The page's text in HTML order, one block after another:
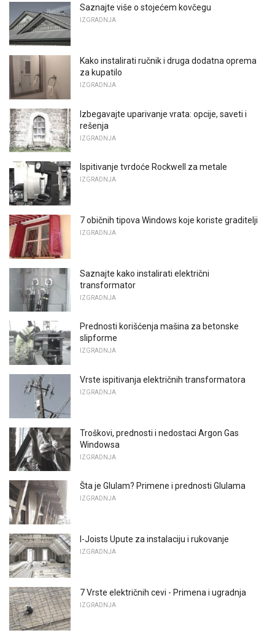
Saznajte više o stojećem kovčegu
IZGRADNJA
Kako instalirati ručnik i druga dodatna oprema
za kupatilo
IZGRADNJA
Izbegavajte uparivanje vrata: opcije, saveti i
rešenja
IZGRADNJA
Ispitivanje tvrdoće Rockwell za metale
IZGRADNJA
7 običnih tipova Windows koje koriste graditelji
IZGRADNJA
Saznajte kako instalirati električni
transformator
IZGRADNJA
Prednosti korišćenja mašina za betonske
slipforme
IZGRADNJA
Vrste ispitivanja električnih transformatora
IZGRADNJA
Troškovi, prednosti i nedostaci Argon Gas
Windowsa
IZGRADNJA
Šta je Glulam? Primene i prednosti Glulama
IZGRADNJA
I-Joists Upute za instalaciju i rukovanje
IZGRADNJA
7 Vrste električnih cevi - Primena i ugradnja
IZGRADNJA